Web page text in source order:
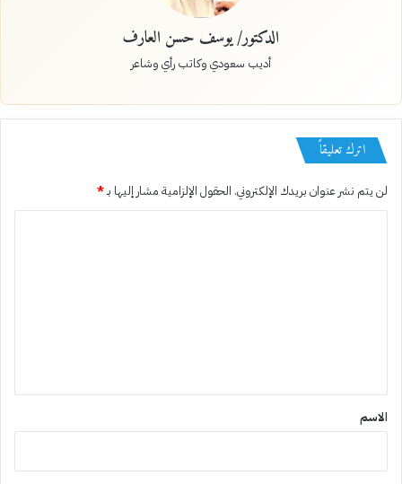
الدكتور/ يوسف حسن العارف
أديب سعودي وكاتب رأي وشاعر
اترك تعليقاً
لن يتم نشر عنوان بريدك الإلكتروني. الحقول الإلزامية مشار إليها بـ*
*
الاسم